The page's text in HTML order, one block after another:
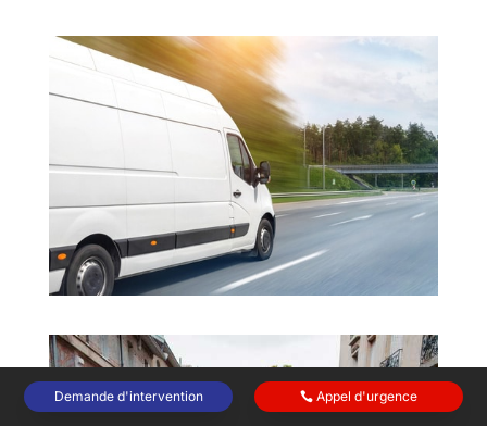
Demande d'intervention Appel d'urgence